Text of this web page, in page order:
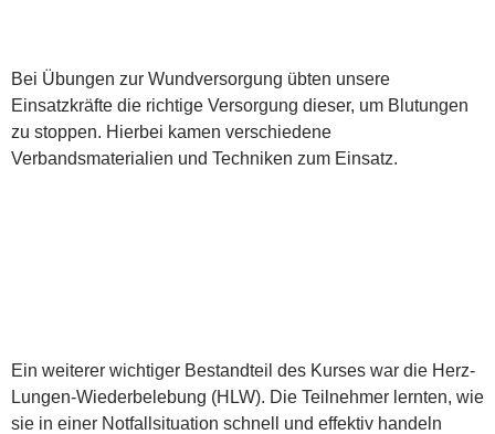
Bei Übungen zur Wundversorgung übten unsere
Einsatzkräfte die richtige Versorgung dieser, um Blutungen
zu stoppen. Hierbei kamen verschiedene
Verbandsmaterialien und Techniken zum Einsatz.
Ein weiterer wichtiger Bestandteil des Kurses war die Herz-
Lungen-Wiederbelebung (HLW). Die Teilnehmer lernten, wie
sie in einer Notfallsituation schnell und effektiv handeln